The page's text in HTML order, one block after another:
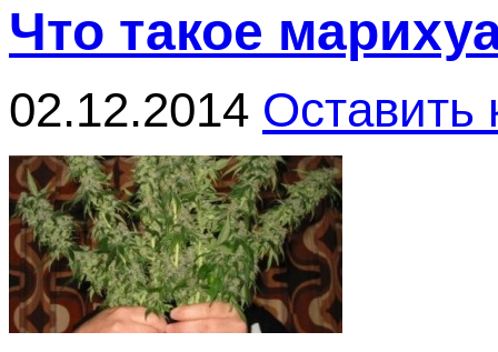
Что такое
02.12.2014 Оставить